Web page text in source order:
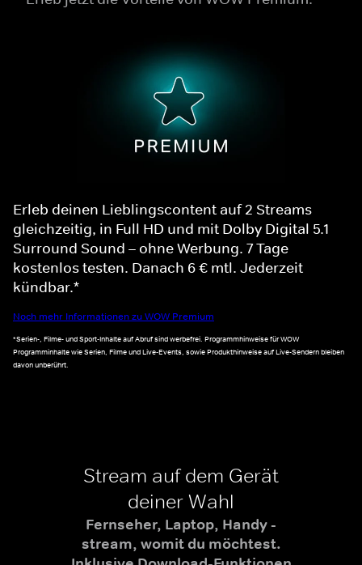
Erleb deinen Lieblingscontent auf 2 Streams
gleichzeitig, in Full HD und mit Dolby Digital 5.1
Surround Sound – ohne Werbung. 7 Tage
kostenlos testen. Danach 6 € mtl. Jederzeit
kündbar.*
Noch mehr Informationen zu WOW Premium
*Serien-, Filme- und Sport-Inhalte auf Abruf sind werbefrei. Programmhinweise für WOW
Programminhalte wie Serien, Filme und Live-Events, sowie Produkthinweise auf Live-Sendern bleiben
davon unberührt.
Stream auf dem Gerät
deiner Wahl
Fernseher, Laptop, Handy -
stream, womit du möchtest.